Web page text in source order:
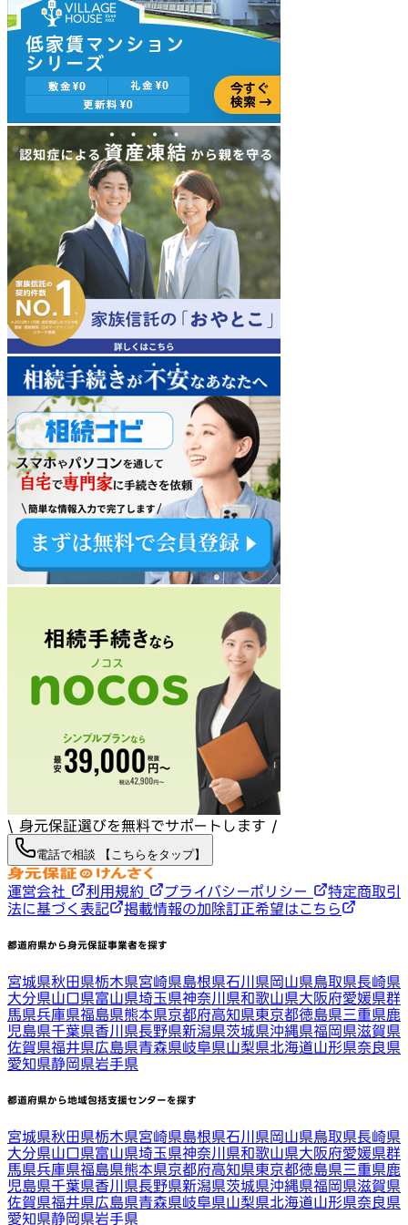
\ 身元保証選びを無料でサポートします /
電話で相談 【こちらをタップ】
運営会社 利用規約 プライバシーポリシー
特定商取引
法に基づく表記
掲載情報の加除訂正希望はこちら
都道府県から身元保証事業者を探す
宮城県秋田県栃木県宮崎県島根県石川県岡山県鳥取県長崎県
大分県山口県富山県埼玉県神奈川県和歌山県大阪府愛媛県群
馬県兵庫県福島県熊本県京都府高知県東京都徳島県三重県鹿
児島県千葉県香川県長野県新潟県茨城県沖縄県福岡県滋賀県
佐賀県福井県広島県青森県岐阜県山梨県北海道山形県奈良県
愛知県静岡県岩手県
都道府県から地域包括支援センターを探す
宮城県秋田県栃木県宮崎県島根県石川県岡山県鳥取県長崎県
大分県山口県富山県埼玉県神奈川県和歌山県大阪府愛媛県群
馬県兵庫県福島県熊本県京都府高知県東京都徳島県三重県鹿
児島県千葉県香川県長野県新潟県茨城県沖縄県福岡県滋賀県
佐賀県福井県広島県青森県岐阜県山梨県北海道山形県奈良県
愛知県静岡県岩手県